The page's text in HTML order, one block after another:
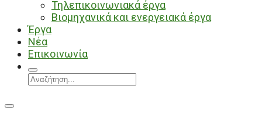
Τηλεπικοινωνιακά έργα
Βιομηχανικά και ενεργειακά έργα
Έργα
Νέα
Επικοινωνία